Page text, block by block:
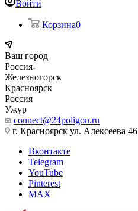
Войти
Корзина0
Ваш город
Россия
Железногорск
Красноярск
Россия
Ужур
connect@24poligon.ru
г. Красноярск ул. Алексеева 46
Вконтакте
Telegram
YouTube
Pinterest
MAX